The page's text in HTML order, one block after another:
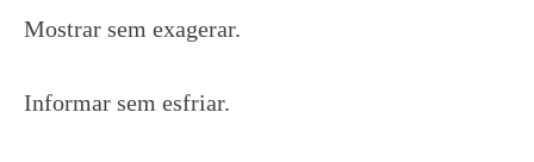
Mostrar sem exagerar.
Informar sem esfriar.